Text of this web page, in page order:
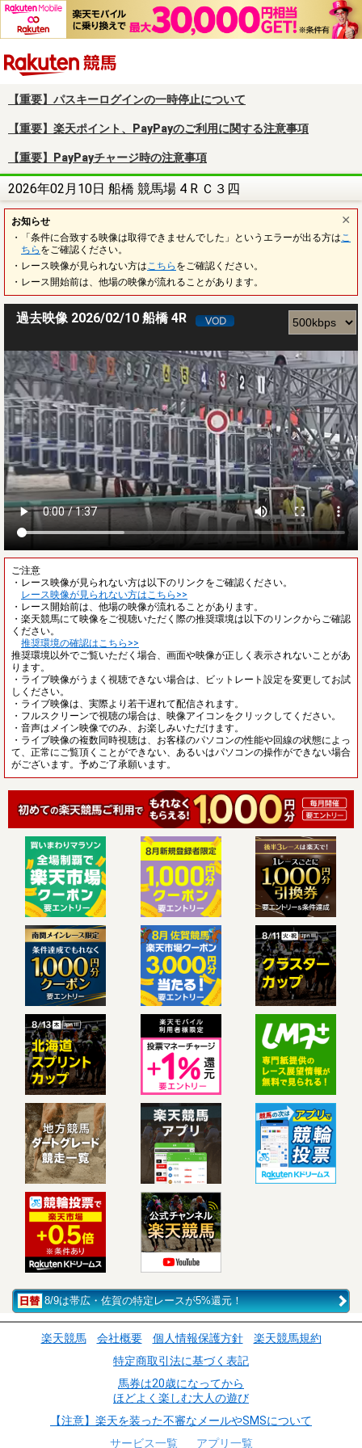
【重要】パスキーログインの一時停止について
【重要】楽天ポイント、PayPayのご利用に関する注意事項
【重要】PayPayチャージ時の注意事項
2026年02月10日 船橋 競馬場 4 R Ｃ３四
お知らせ
・「条件に合致する映像は取得できませんでした」というエラーが出る方は こ
ちら をご確認ください。
・レース映像が見られない方は こちら をご確認ください。
・レース開始前は、他場の映像が流れることがあります。
過去映像 2026/02/10 船橋 4R
ご注意
・レース映像が見られない方は以下のリンクをご確認ください。
レース映像が見られない方はこちら>>
・レース開始前は、他場の映像が流れることがあります。
・楽天競馬にて映像をご視聴いただく際の推奨環境は以下のリンクからご確認
ください。
推奨環境の確認はこちら>>
推奨環境以外でご覧いただく場合、画面や映像が正しく表示されないことがあ
ります。
・ライブ映像がうまく視聴できない場合は、ビットレート設定を変更してお試
しください。
・ライブ映像は、実際より若干遅れて配信されます。
・フルスクリーンで視聴の場合は、映像アイコンをクリックしてください。
・音声はメイン映像でのみ、お楽しみいただけます。
・ライブ映像の複数同時視聴は、お客様のパソコンの性能や回線の状態によっ
て、正常にご覧頂くことができない、あるいはパソコンの操作ができない場合
がございます。予めご了承願います。
8/9は帯広・佐賀の特定レースが5%還元！
楽天競馬 会社概要 個人情報保護方針
楽天競馬規約
特定商取引法に基づく表記
馬券は20歳になってから
ほどよく楽しむ大人の遊び
【注意】楽天を装った不審なメールやSMSについて
サービス一覧
アプリ一覧